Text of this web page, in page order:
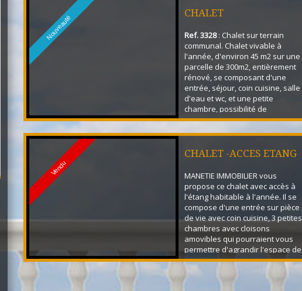
Nouveauté
CHALET
Ref. 3328: Chalet sur terrain
communal. Chalet vivable à
l'année, d'environ 45 m2 sur une
parcelle de 300m2, entièrement
rénové, se composant d'une
entrée, séjour, coin cuisine, salle
d'eau et wc, et une petite
chambre, possibilité de
stationner deux véhicules, accès
bac acier accès direct à l'étang au
Vendu
CHALET -ACCES ETANG
MANETIE IMMOBILIER vous
propose ce chalet avec accès à
l'étang habitable à l'année. Il se
compose d'une entrée sur pièce
de vie avec coin cuisine, 3 petites
chambres avec cloisons
amovibles qui pourraient vous
permettre d'agrandir l'espace de
vie, salle d'eau, wc. Le chalet a
été rénové ces 2 dernières
années : double vitrage, toiture